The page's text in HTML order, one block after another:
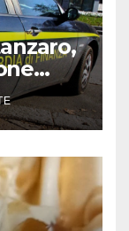
(Spa)
a